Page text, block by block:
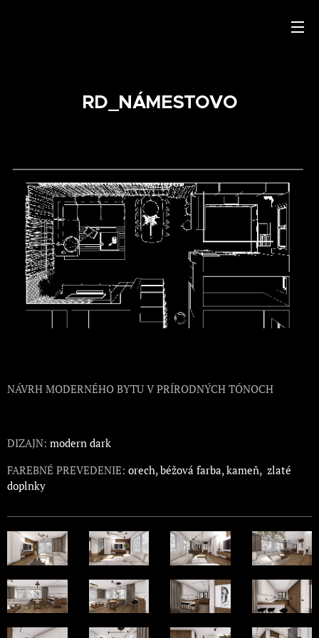
RD_NÁMESTOVO
NÁVRH MODERNÉHO BYTU V PRÍRODNÝCH TÓNOCH
DIZAJN: modern dark
FAREBNÉ PREVEDENIE: orech, béžová farba, kameň, zlaté
doplnky